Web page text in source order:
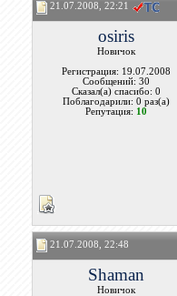
21.07.2008, 22:21
osiris
Новичок
Регистрация: 19.07.2008
Сообщений: 30
Сказал(а) спасибо: 0
Поблагодарили: 0 раз(а)
Репутация: 10
21.07.2008, 22:48
Shaman
Новичок